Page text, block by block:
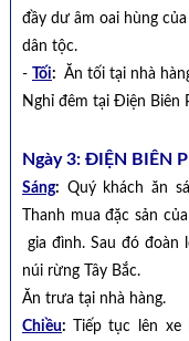
đầy dư âm oai hùng
dân tộc.
- Tối: Ăn tối tại nhà
Nghỉ đêm tại Điện Biên
Ngày 3: ĐIỆN BIÊN
Sáng: Quý khách ăn
Thanh mua đặc sản
gia đình. Sau đó đoàn
núi rừng Tây Bắc.
Ăn trưa tại nhà hàng.
Chiều:
Tiếp tục lên